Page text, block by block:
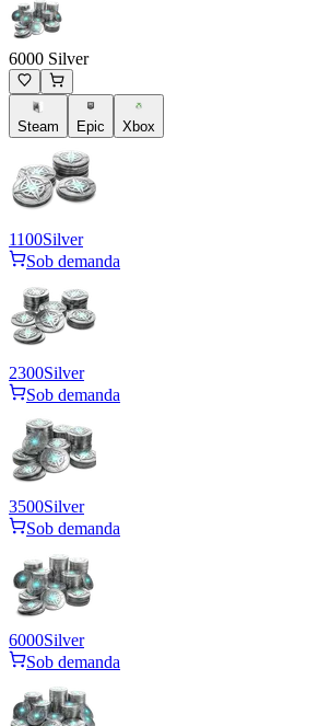
6000 Silver
Steam Epic Xbox
1100Silver
Sob demanda
2300Silver
Sob demanda
3500Silver
Sob demanda
6000Silver
Sob demanda